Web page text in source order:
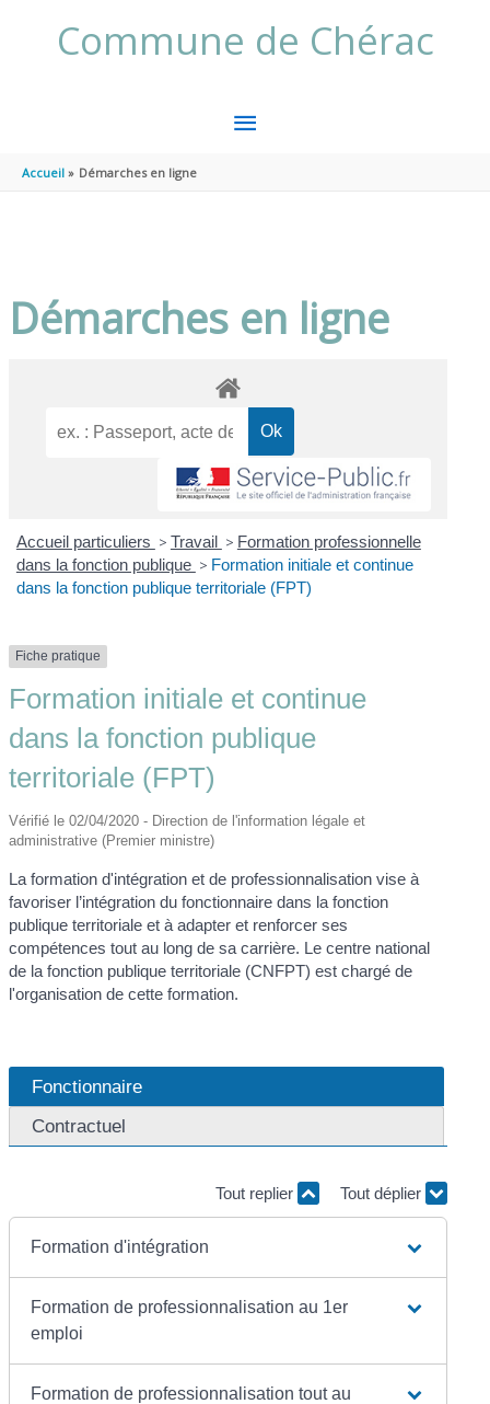
Commune de Chérac
MENU
Accueil Démarches en ligne
Démarches en ligne
Accueil particuliers > Travail > Formation professionnelle
dans la fonction publique > Formation initiale et continue
dans la fonction publique territoriale (FPT)
Fiche pratique
Formation initiale et continue
dans la fonction publique
territoriale (FPT)
Vérifié le 02/04/2020 - Direction de l'information légale et
administrative (Premier ministre)
La formation d'intégration et de professionnalisation vise à
favoriser l’intégration du fonctionnaire dans la fonction
publique territoriale et à adapter et renforcer ses
compétences tout au long de sa carrière. Le centre national
de la fonction publique territoriale (CNFPT) est chargé de
l'organisation de cette formation.
Fonctionnaire
Contractuel
Tout replier Tout déplier
Formation d'intégration
Formation de professionnalisation au 1er
emploi
Formation de professionnalisation tout au